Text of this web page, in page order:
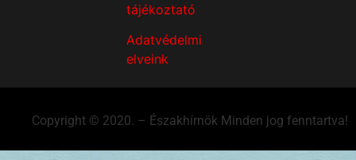
tájékoztató
Adatvédelmi
elveink
Copyright © 2020. – Északhírnök Minden jog fenntartva!